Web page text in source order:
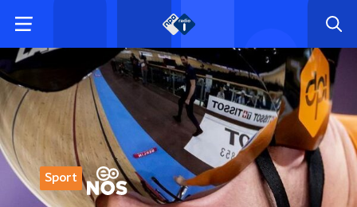
Sport